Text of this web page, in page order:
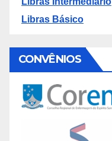
Libras Básico
CONVÊNIOS